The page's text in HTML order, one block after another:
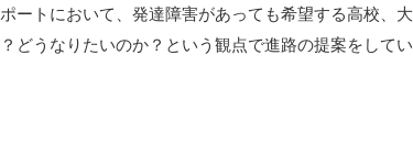
ートにおいて、発達障害があっても希望する高校、大
どうなりたいのか？という観点で進路の提案をしてい